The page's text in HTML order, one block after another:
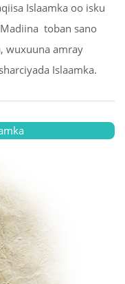
Islaamka oo isku
toban sano
wuxuuna amray
Islaamka.